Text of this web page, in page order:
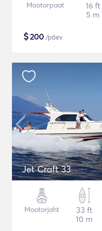
Mootorpaat
16 ft
5 m
$200 /päev
Jet Craft 33
Mootorjaht
33 ft
10 m